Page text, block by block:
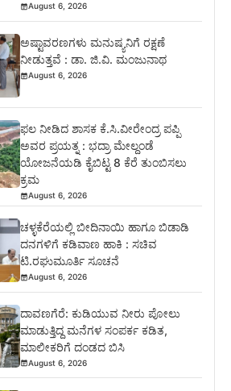
August 6, 2026
ಅಷ್ಟಾವರಣಗಳು ಮನುಷ್ಯನಿಗೆ ರಕ್ಷಣೆ
ನೀಡುತ್ತವೆ : ಡಾ. ಜಿ.ವಿ. ಮಂಜುನಾಥ
August 6, 2026
ಫಲ ನೀಡಿದ ಶಾಸಕ ಕೆ.ಸಿ.ವೀರೇಂದ್ರ ಪಪ್ಪಿ
ಅವರ ಪ್ರಯತ್ನ : ಭದ್ರಾ ಮೇಲ್ದಂಡೆ
ಯೋಜನೆಯಡಿ ಕೈಬಿಟ್ಟ 8 ಕೆರೆ ತುಂಬಿಸಲು
ಕ್ರಮ
August 6, 2026
ಚಳ್ಳಕೆರೆಯಲ್ಲಿ ಬೀದಿನಾಯಿ ಹಾಗೂ ಬಿಡಾಡಿ
ದನಗಳಿಗೆ ಕಡಿವಾಣ ಹಾಕಿ : ಸಚಿವ
ಟಿ.ರಘುಮೂರ್ತಿ ಸೂಚನೆ
August 6, 2026
ದಾವಣಗೆರೆ: ಕುಡಿಯುವ ನೀರು ಪೋಲು
ಮಾಡುತ್ತಿದ್ದ ಮನೆಗಳ ಸಂಪರ್ಕ ಕಡಿತ,
ಮಾಲೀಕರಿಗೆ ದಂಡದ ಬಿಸಿ
August 6, 2026